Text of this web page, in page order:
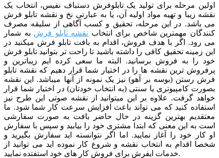
اولین مرحله برای تولید یک تابلوفرش دستباف نفیس، انتخاب یک
نقشه زیبا و تهیه مواد اولیه آن، یا به عبارتی نخ و نقشه تابلو فرش
می باشد. در این مرحله، تحقیق و کسب آگاهی از سلیقه مصرف
کنندگان مهمترین شاخص برای انتخاب نقشه تابلو فرش به شمار
می رود. اگر با هدف فروش، اقدام به بافت تابلو فرش میکنید در
این زمینه تحقیق کافی را داشته باشید تا راحت تر بتوانید تابلو فرش
خود را به فروش برسانید. البته ما سعی کرده ایم زیباترین و
پرفروش ترین نقشه ها را در اختیار شما قرار دهیم که نقشه تابلو
فرش رستن (بوسه بر آهو) نیز یک نمونه از آنها میباشد. این نقشه
بصورت کامپیوتری یا سنتی (به انتخاب خودتان) در اختیار شما قرار
خواهد گرفت. علاوه بر این میتوانید از نقشه صوتی این طرح نیز
استفاده کنید که می تواند باعث افزایش سرعت کار شما شود. ما
معتقدیم بهترین گزینه در حال حاضر بافت به صورت سفارشی
است به این معنی که ابتدا مشتری خود را بیابید و سپس با سفارش
او کار خود را آغاز نمایید. اما اگر نتوانسته اید سفارش بگیرید و
شخصا اقدام به انتخاب نقشه و شروع کار نموده اید می توانید از
خدمات ایفرش برای فروش کار های خود استفتده نمایید.